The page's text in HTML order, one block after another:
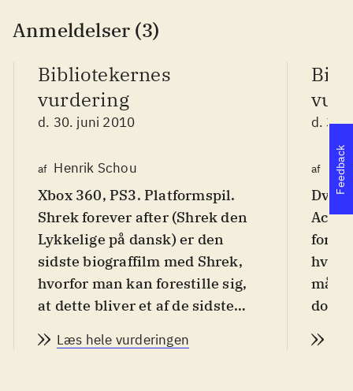
Anmeldelser (3)
Bibliotekernes
vurdering
d. 30. juni 2010
af Henrik Schou
Xbox 360, PS3. Platformspil.
Shrek forever after (Shrek den
Lykkelige på dansk) er den
sidste biograffilm med Shrek,
hvorfor man kan forestille sig,
at dette bliver et af de sidste
typisk fra-film-til-spil produkt,
Læs hele vurderingen
d. 30.
af
Dvd-
dog
Feedback